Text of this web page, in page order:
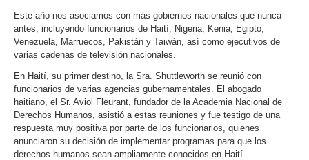
Proclamaciones y Reconocimientos
Apoyos
Este año nos asociamos con más gobiernos nacionales que nunca
antes, incluyendo funcionarios de Haití, Nigeria, Kenia, Egipto,
Venezuela, Marruecos, Pakistán y Taiwán, así como ejecutivos de
varias cadenas de televisión nacionales.
En Haití, su primer destino, la Sra. Shuttleworth se reunió con
funcionarios de varias agencias gubernamentales. El abogado
haitiano, el Sr. Aviol Fleurant, fundador de la Academia Nacional de
Derechos Humanos, asistió a estas reuniones y fue testigo de una
respuesta muy positiva por parte de los funcionarios, quienes
anunciaron su decisión de implementar programas para que los
derechos humanos sean ampliamente conocidos en Haití.